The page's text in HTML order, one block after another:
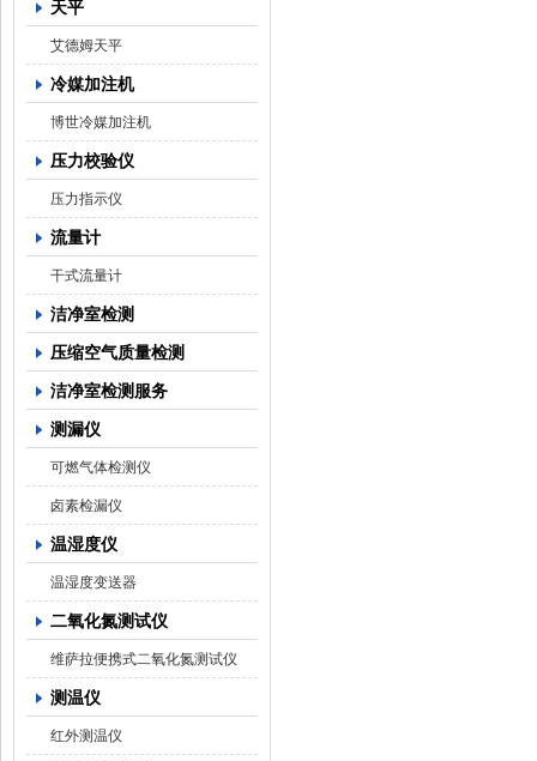
天平
艾德姆天平
冷媒加注机
博世冷媒加注机
压力校验仪
压力指示仪
流量计
干式流量计
洁净室检测
压缩空气质量检测
洁净室检测服务
测漏仪
可燃气体检测仪
卤素检漏仪
温湿度仪
温湿度变送器
二氧化氮测试仪
维萨拉便携式二氧化氮测试仪
测温仪
红外测温仪